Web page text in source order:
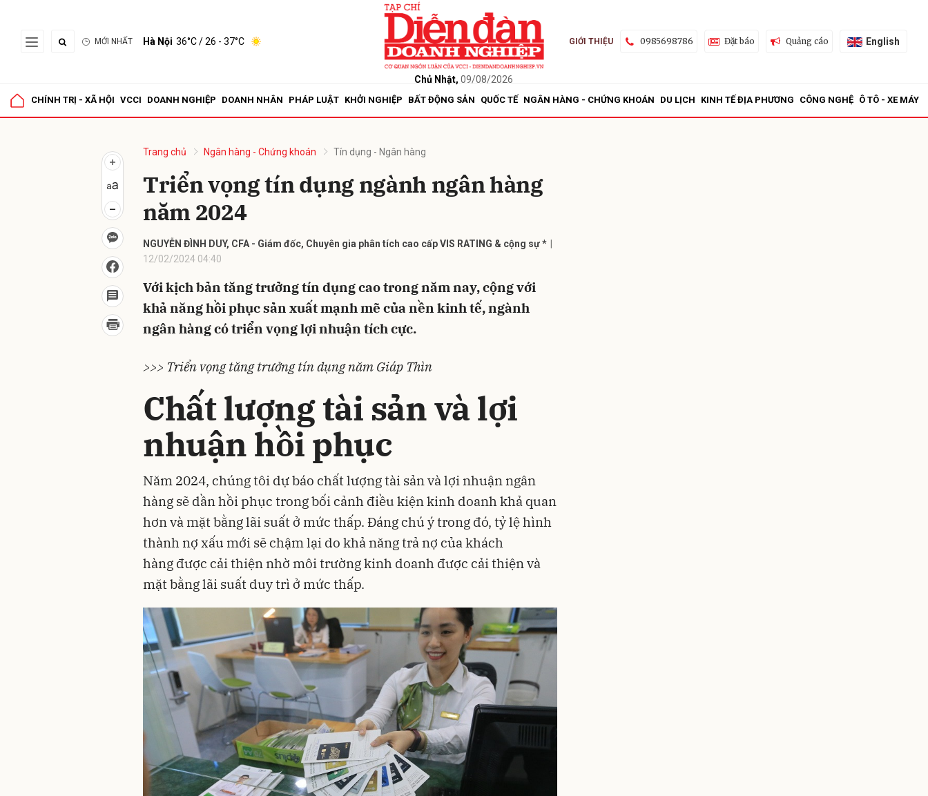
MỚI NHẤT Hà Nội 36°C/ 26 - 37°C
Chủ Nhật, 09/08/2026
GIỚI THIỆU 0985698786 Đặt báo Quảng cáo English
CHÍNH TRỊ - XÃ HỘI VCCI DOANH NGHIỆP DOANH NHÂN PHÁP LUẬT KHỞI NGHIỆP BẤT ĐỘNG SẢN QUỐC TẾ NGÂN HÀNG - CHỨNG KHOÁN DU LỊCH KINH TẾ ĐỊA PHƯƠNG CÔNG NGHỆ Ô TÔ - XE MÁY
Trang chủ Ngân hàng - Chứng khoán Tín dụng - Ngân hàng
Triển vọng tín dụng ngành ngân hàng
năm 2024
NGUYỄN ĐÌNH DUY, CFA - Giám đốc, Chuyên gia phân tích cao cấp VIS RATING & cộng sự *
12/02/2024 04:40
Với kịch bản tăng trưởng tín dụng cao trong năm nay, cộng với
khả năng hồi phục sản xuất mạnh mẽ của nền kinh tế, ngành
ngân hàng có triển vọng lợi nhuận tích cực.
>>> Triển vọng tăng trưởng tín dụng năm Giáp Thìn
Chất lượng tài sản và lợi
nhuận hồi phục
Năm 2024, chúng tôi dự báo chất lượng tài sản và lợi nhuận ngân
hàng sẽ dần hồi phục trong bối cảnh điều kiện kinh doanh khả quan
hơn và mặt bằng lãi suất ở mức thấp. Đáng chú ý trong đó, tỷ lệ hình
thành nợ xấu mới sẽ chậm lại do khả năng trả nợ của khách
hàng được cải thiện nhờ môi trường kinh doanh được cải thiện và
mặt bằng lãi suất duy trì ở mức thấp.